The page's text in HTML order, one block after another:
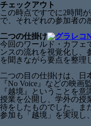
チェックアウト
この時点ですでに2時間
で、それぞれの参加者の
二つの仕掛け
今回のワールド・カフェ
ンスの流れを視覚化し、
を聞きながら要点を整理
二つの目の仕掛けは、日
『No Voice』などの映
『越境』ということを
授業を公開し、学外の授
待をしたものでした。ま
参加も「越境」を実現し